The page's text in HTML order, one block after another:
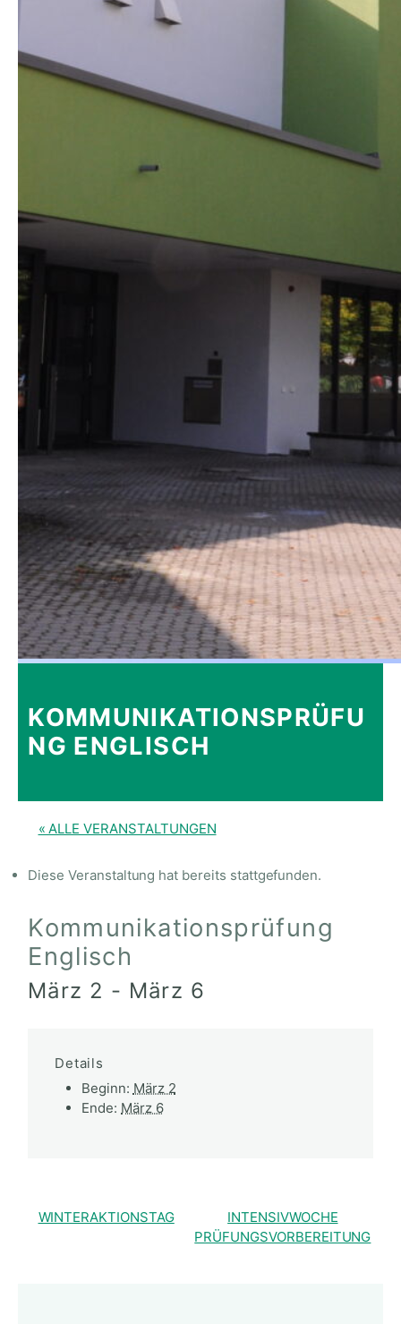
KOMMUNIKATIONSPRÜFU
NG ENGLISCH
« ALLE VERANSTALTUNGEN
Diese Veranstaltung hat bereits stattgefunden.
Kommunikationsprüfung
Englisch
März 2 - März 6
Details
Beginn: März 2
Ende: März 6
WINTERAKTIONSTAG
INTENSIVWOCHE
PRÜFUNGSVORBEREITUNG